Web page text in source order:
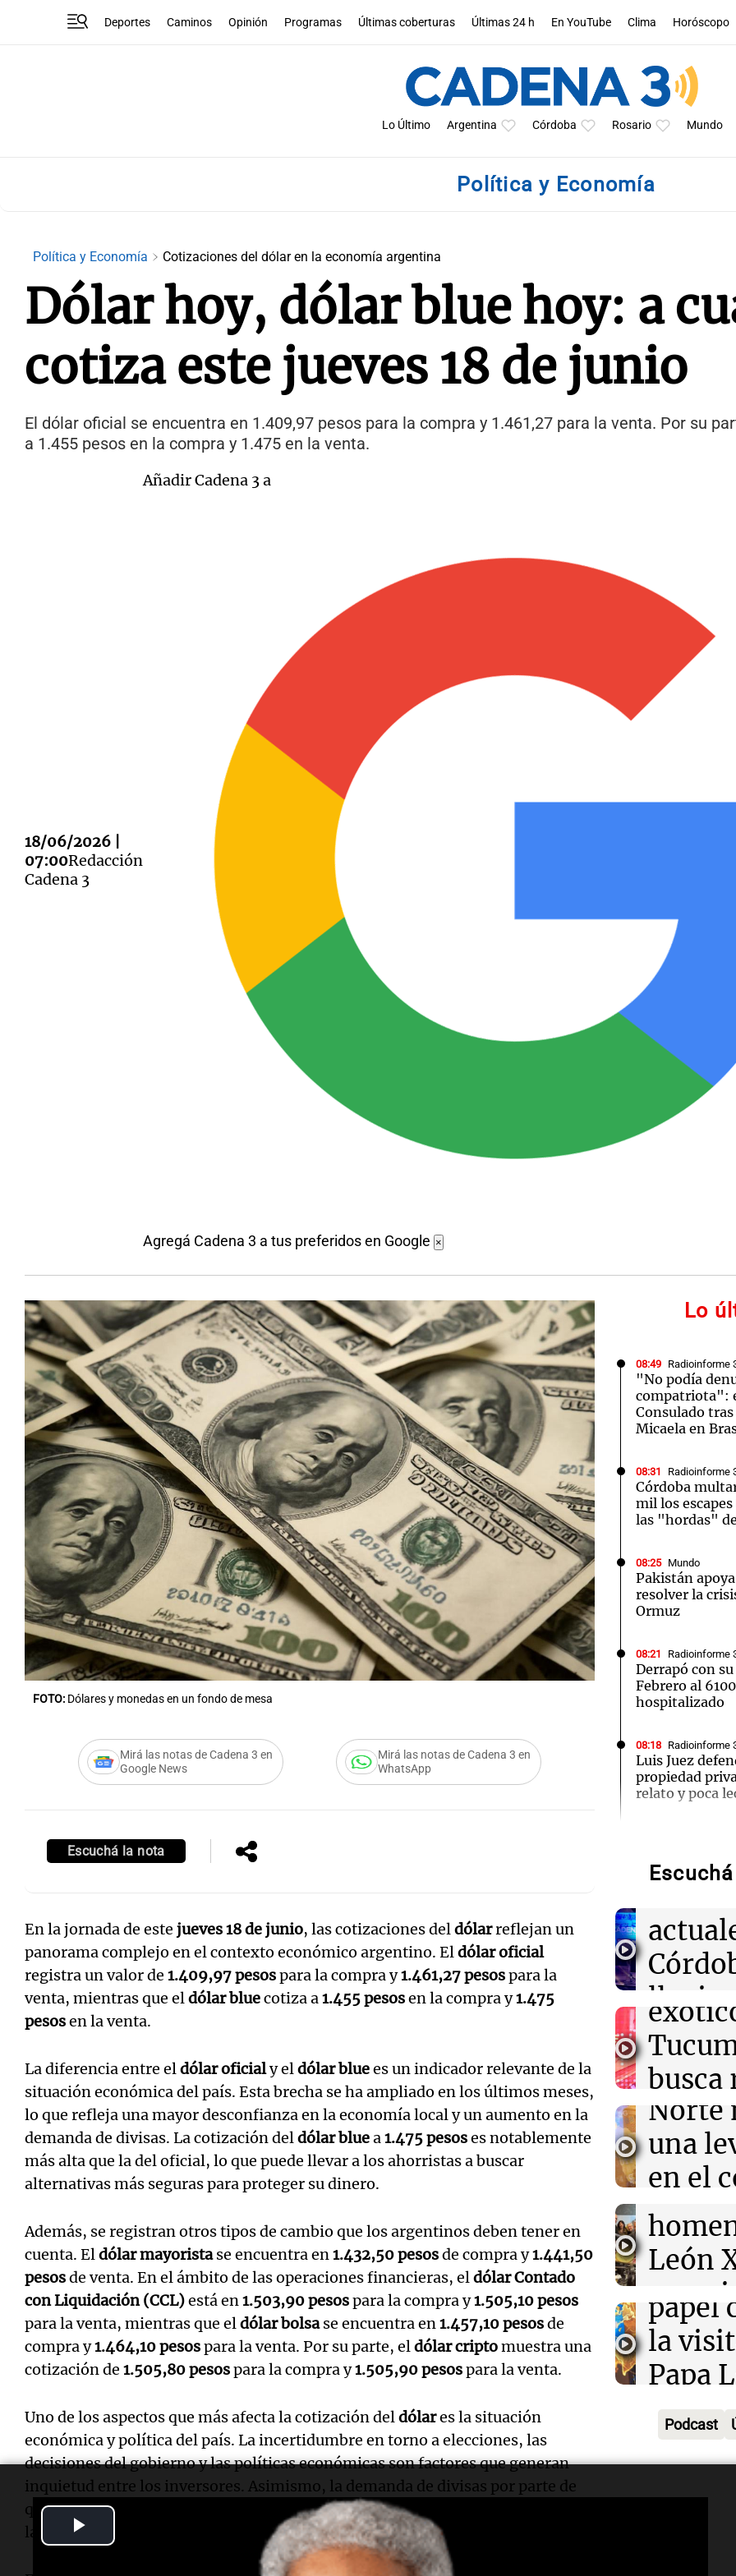
Deportes Caminos Opinión Programas Últimas coberturas Últimas 24 h En YouTube Clima Horóscopo
Lo Último Argentina Córdoba Rosario Mundo
Política y Economía
Política y Economía Cotizaciones del dólar en la economía argentina
Dólar hoy, dólar blue hoy: a
cotiza este jueves 18 de junio
El dólar oficial se encuentra en 1.409,97 pesos para la compra y 1.461,27 para la venta. Por su
a 1.455 pesos en la compra y 1.475 en la venta.
18/06/2026 |
07:00Redacción
Cadena 3
Añadir Cadena 3 a
Agregá Cadena 3 a tus preferidos en Google ×
FOTO: Dólares y monedas en un fondo de mesa
Mirá las notas de Cadena 3 en
Google News
Mirá las notas de Cadena 3 en
WhatsApp
Escuchá la nota
En la jornada de este jueves 18 de junio, las cotizaciones deldólarreflejan un
panorama complejo en el contexto económico argentino. Eldólar oficial
registra un valor de 1.409,97 pesospara la compra y1.461,27 pesospara la
venta, mientras que eldólar bluecotiza a1.455 pesosen la compra y1.475
pesosen la venta.
La diferencia entre eldólar oficialy eldólar bluees un indicador relevante de la
situación económica del país. Esta brecha se ha ampliado en los últimos meses,
lo que refleja una mayor desconfianza en la economía local y un aumento en la
demanda de divisas. La cotización deldólar bluea1.475 pesoses notablemente
más alta que la del oficial, lo que puede llevar a los ahorristas a buscar
alternativas más seguras para proteger su dinero.
Además, se registran otros tipos de cambio que los argentinos deben tener en
cuenta. Eldólar mayoristase encuentra en1.432,50 pesosde compra y1.441,50
pesosde venta. En el ámbito de las operaciones financieras, eldólar Contado
con Liquidación (CCL)está en1.503,90 pesospara la compra y1.505,10 pesos
para la venta, mientras que eldólar bolsase encuentra en1.457,10 pesosde
compra y1.464,10 pesospara la venta. Por su parte, eldólar criptomuestra una
cotización de 1.505,80 pesospara la compra y1.505,90 pesospara la venta.
Uno de los aspectos que más afecta la cotización deldólares la situación
económica y política del país. La incertidumbre en torno a elecciones, las
decisiones del gobierno y las políticas económicas son factores que generan
inquietud entre los inversores. Asimismo, la demanda de divisas por parte de
quienes buscan proteger sus ahorros ante la inestabilidad también contribuye a
la suba del tipo de cambio paralelo.
Lo
08:49 Radioinforme
"No podía
compatriota":
Consulado
Micaela en
08:31 Radioinforme
Córdoba
mil los
las "hordas"
08:25 Mundo
Pakistán
resolver la
Ormuz
08:21 Radioinforme
Derrapó con
Febrero al
hospitalizado
08:18 Radioinforme
Luis Juez
propiedad
relato y poca
premonitorio
al joven
07:59 Sociedad
A 13 años de la
2141: el
que marcó a
07:57
Día del
a quienes
en Argentina
Una niñera
mes de
visa vencida
lluvias
fuerte
Noticias
Episodios
Audio.
busca
para
Episodios
Audio.
índice
del
Norte
una
en el
para 10
Noticias
Audio.
León
una
su
Episodios
Audio.
jugará
papel
la
Papa
a
Panorama
Audio.
con
un
Audio.
vital
Podcast
Notas
Editorial
Notas
Mundial 2026 La Sole en Cadena 3